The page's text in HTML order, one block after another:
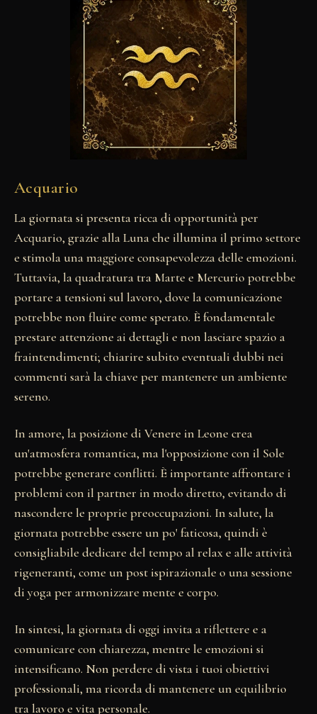
Acquario
La giornata si presenta ricca di opportunità per
Acquario, grazie alla Luna che illumina il primo settore
e stimola una maggiore consapevolezza delle emozioni.
Tuttavia, la quadratura tra Marte e Mercurio potrebbe
portare a tensioni sul lavoro, dove la comunicazione
potrebbe non fluire come sperato. È fondamentale
prestare attenzione ai dettagli e non lasciare spazio a
fraintendimenti; chiarire subito eventuali dubbi nei
commenti sarà la chiave per mantenere un ambiente
sereno.
In amore, la posizione di Venere in Leone crea
un'atmosfera romantica, ma l'opposizione con il Sole
potrebbe generare conflitti. È importante affrontare i
problemi con il partner in modo diretto, evitando di
nascondere le proprie preoccupazioni. In salute, la
giornata potrebbe essere un po' faticosa, quindi è
consigliabile dedicare del tempo al relax e alle attività
rigeneranti, come un post ispirazionale o una sessione
di yoga per armonizzare mente e corpo.
In sintesi, la giornata di oggi invita a riflettere e a
comunicare con chiarezza, mentre le emozioni si
intensificano. Non perdere di vista i tuoi obiettivi
professionali, ma ricorda di mantenere un equilibrio
tra lavoro e vita personale.